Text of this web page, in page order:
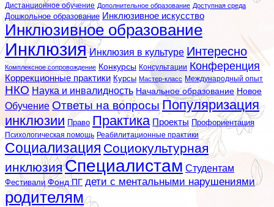
Дистанционное обучение Дополнительное образование Доступная среда
Дошкольное образование Инклюзивное искусство
Инклюзивное образование
Инклюзия Инклюзия в культуре Интересно
Комплексное сопровождение Конкурсы Консультации Конференция
Коррекционные практики Курсы Мастер-класс Международный опыт
НКО Наука и инвалидность Начальное образование Новое
Обучение Ответы на вопросы Популяризация
инклюзии Право Практика Проекты Профориентация
Психологическая помощь Реабилитационные практики
Социализация Социокультурная
инклюзияСпециалистам Студентам
Фестивали Фонд ПГ дети с ментальными нарушениями
родителям